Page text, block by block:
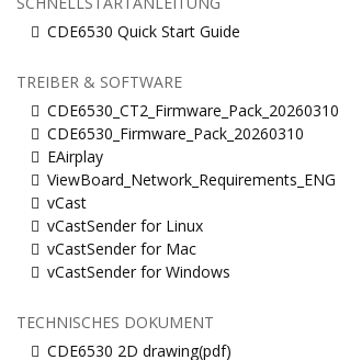
CDE6530 Quick Start Guide
TREIBER & SOFTWARE
CDE6530_CT2_Firmware_Pack_20260310
CDE6530_Firmware_Pack_20260310
EAirplay
ViewBoard_Network_Requirements_ENG
vCast
vCastSender for Linux
vCastSender for Mac
vCastSender for Windows
TECHNISCHES DOKUMENT
CDE6530 2D drawing(pdf)